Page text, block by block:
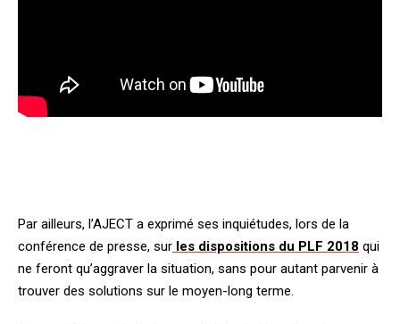
Par ailleurs, l’AJECT a exprimé ses inquiétudes, lors de la
conférence de presse, sur les dispositions du PLF 2018 qui
ne feront qu’aggraver la situation, sans pour autant parvenir à
trouver des solutions sur le moyen-long terme.